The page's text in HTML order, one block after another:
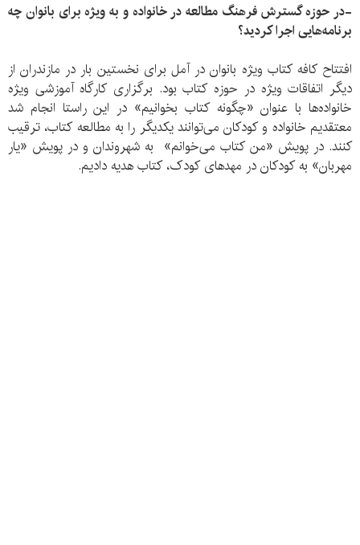
-در حوزه گسترش فرهنگ مطالعه در خانواده و به ویژه برای بانوان چه
برنامه‌هایی اجرا کردید؟
افتتاح کافه کتاب ویژه بانوان در آمل برای نخستین بار در مازندران از
دیگر اتفاقات ویژه در حوزه کتاب بود. برگزاری کارگاه آموزشی ویژه
خانواده‌ها با عنوان «چگونه کتاب بخوانیم» در این راستا انجام شد
معتقدیم خانواده و کودکان می‌توانند یکدیگر را به مطالعه کتاب، ترقیب
کنند. در پویش «من کتاب می‌خوانم» به شهروندان و در پویش «یار
مهربان» به کودکان در مهدهای کودک، کتاب هدیه دادیم.